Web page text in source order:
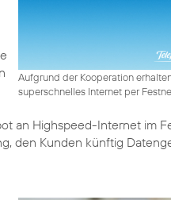
Aufgrund der Kooperation
superschnelles Internet per
an Highspeed-Internet im
den Kunden künftig